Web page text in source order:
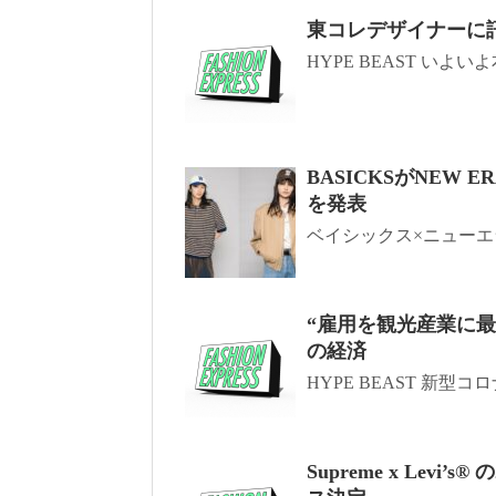
東コレデザイナー
HYPE BEAST いよい
BASICKSがNEW
を発表
ベイシックス×ニュー
“雇用を観光産業に
の経済
HYPE BEAST 新型コ
Supreme x Levi’s®